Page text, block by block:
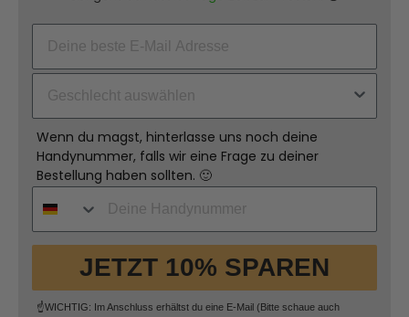
Wenn du magst, hinterlasse uns noch deine
Handynummer, falls wir eine Frage zu deiner
Bestellung haben sollten. 🙂
JETZT 10% SPAREN
☝️WICHTIG: Im Anschluss erhältst du eine E-Mail (Bitte schaue auch